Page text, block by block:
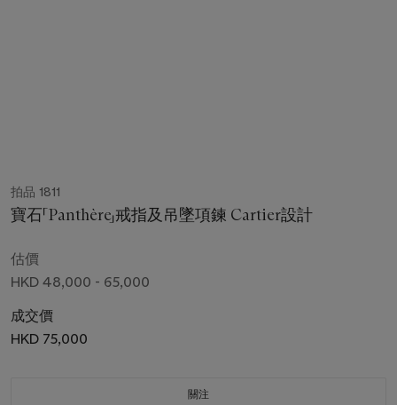
拍品 1811
寶石「Panthère」戒指及吊墜項鍊 Cartier設計
估價
HKD 48,000 - 65,000
成交價
HKD 75,000
關注